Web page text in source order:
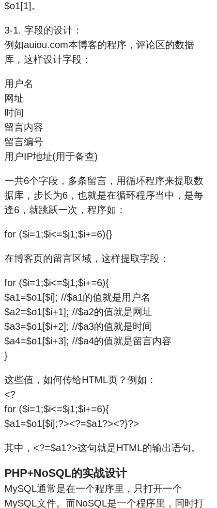
$o1[1]。
3-1. 字段的设计：
例如auiou.com本博客的程序，评论区的数据
库，这样设计字段：
用户名
网址
时间
留言内容
留言编号
用户IP地址(用于备查)
一共6个字段，多条留言，用循环程序来提取数
据库，步长为6，也就是在循环程序当中，是每
逢6，就跳跃一次，程序如：
for ($i=1;$i<=$j1;$i+=6){}
在博客页的留言区域，这样提取字段：
for ($i=1;$i<=$j1;$i+=6){
$a1=$o1[$i]; //$a1的值就是用户名
$a2=$o1[$i+1]; //$a2的值就是网址
$a3=$o1[$i+2]; //$a3的值就是时间
$a4=$o1[$i+3]; //$a4的值就是留言内容
}
这些值，如何传给HTML页？例如：
<?
for ($i=1;$i<=$j1;$i+=6){
$a1=$o1[$i];?><?=$a1?><?}?>
其中，<?=$a1?>这句就是HTML的输出语句。
PHP+NoSQL的实战设计
MySQL通常是在一个程序里，只打开一个
MySQL文件。而NoSQL是一个程序里，同时打